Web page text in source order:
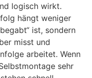
logisch wirkt.
hängt weniger
ist, sondern
misst und
arbeitet. Wenn
sehr